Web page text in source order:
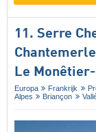
11. Serre
Le
Europa Frankrijk
Alpes
Briançon